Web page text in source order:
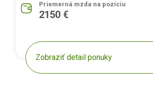
Priemerná mzda na pozíciu
2150 €
Zobraziť detail ponuky